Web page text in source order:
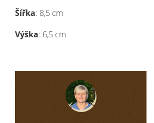
Šířka: 8,5 cm
Výška: 6,5 cm